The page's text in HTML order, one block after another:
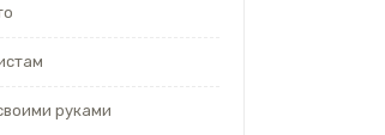
руками